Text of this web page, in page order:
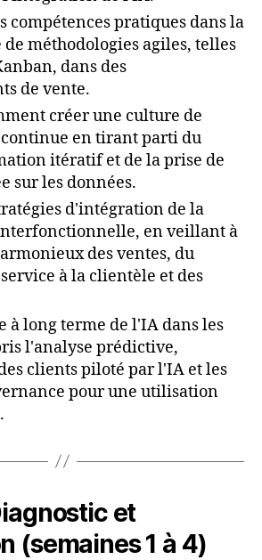
compétences pratiques dans la
méthodologies agiles, telles
dans des
de vente.
créer une culture de
en tirant parti du
itératif et de la prise de
sur les données.
d'intégration de la
en veillant à
des ventes, du
à la clientèle et des
à long terme de l'IA dans les
l'analyse prédictive,
clients piloté par l'IA et les
pour une utilisation
et
(semaines 1 à 4)